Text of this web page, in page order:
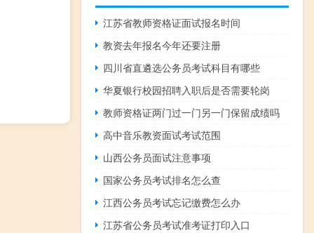
江苏省教师资格证面试报名时间
教资去年报名今年还要注册
四川省直遴选公务员考试科目有哪些
华夏银行校园招聘入职后是否需要轮岗
教师资格证两门过一门另一门保留成绩吗
高中音乐教资面试考试范围
山西公务员面试注意事项
国家公务员考试排名怎么查
江西公务员考试忘记缴费怎么办
江苏省公务员考试准考证打印入口